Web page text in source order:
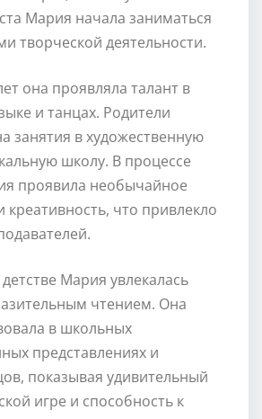
Мария начала заниматься
творческой деятельности.
она проявляла талант в
и танцах. Родители
занятия в художественную
школу. В процессе
проявила необычайное
что привлекло
Мария увлекалась
чтением. Она
в школьных
представлениях и
показывая удивительный
игре и способность к